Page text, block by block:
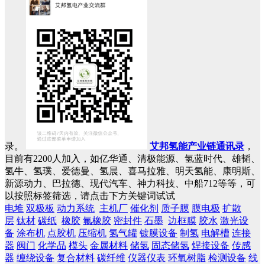
录。 艾邦氢能产业链通讯录 ，
目前有2200人加入，如亿华通、清极能源、氢蓝时代、雄韬、
氢牛、氢璞、爱德曼、氢晨、喜马拉雅、明天氢能、康明斯、
新源动力、巴拉德、现代汽车、神力科技、中船712等等，可
以按照标签筛选，请点击下方关键词试试
电堆 双极板 动力系统 主机厂 催化剂 质子膜 膜电极 扩散
层 钛材 碳纸 橡胶 氟橡胶 密封件 石墨 边框膜 胶水 激光设
备 涂布机 点胶机 压缩机 氢气罐 镀膜设备 制氢 电解槽 连接
器 阀门 化学品 模头 金属材料 储氢 固态储氢 焊接设备 传感
器 缠绕设备 复合材料 碳纤维 仪器仪表 环氧树脂 检测设备 线